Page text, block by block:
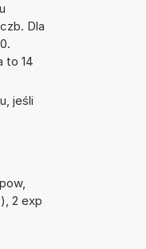
Dla
to 14
jeśli
2 exp